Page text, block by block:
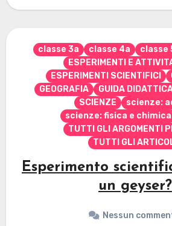
classe 3a classe 4a classe
ESPERIMENTI E
ESPERIMENTI SCIENTIFICI
GEOGRAFIA
GUIDA
SCIENZE
scienze:
scienze: fisica e chimica
TUTTI GLI ARGOMENTI
TUTTI GLI
Esperimento
un geyser?
Nessun